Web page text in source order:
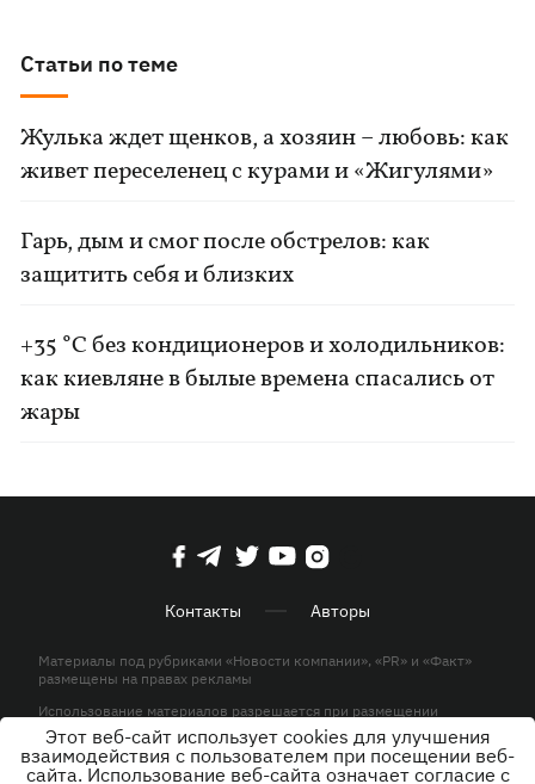
Статьи по теме
Жулька ждет щенков, а хозяин – любовь: как
живет переселенец с курами и «Жигулями»
Гарь, дым и смог после обстрелов: как
защитить себя и близких
+35 °C без кондиционеров и холодильников:
как киевляне в былые времена спасались от
жары
Контакты Авторы
Материалы под рубриками «Новости компании», «PR» и «Факт»
размещены на правах рекламы
Использование материалов разрешается при размещении
активной гиперссылки на KP.UA в первом абзаце.
© ООО «ЮЛАВ МЕДИА»,2026. Все права защищены.
Этот веб-сайт использует cookies для улучшения
взаимодействия с пользователем при посещении веб-
сайта. Использование веб-сайта означает согласие с